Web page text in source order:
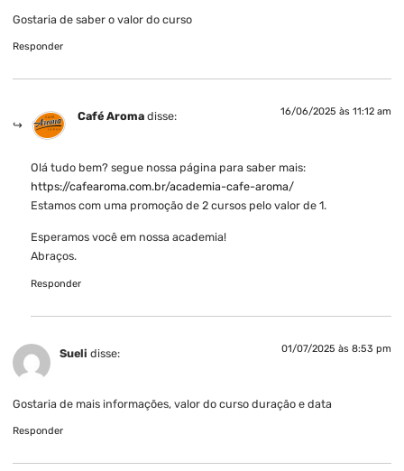
Gostaria de saber o valor do curso
Responder
Café Aroma disse: 16/06/2025 às 11:12 am
Olá tudo bem? segue nossa página para saber mais:
https://cafearoma.com.br/academia-cafe-aroma/
Estamos com uma promoção de 2 cursos pelo valor de 1.
Esperamos você em nossa academia!
Abraços.
Responder
Sueli disse: 01/07/2025 às 8:53 pm
Gostaria de mais informações, valor do curso duração e data
Responder